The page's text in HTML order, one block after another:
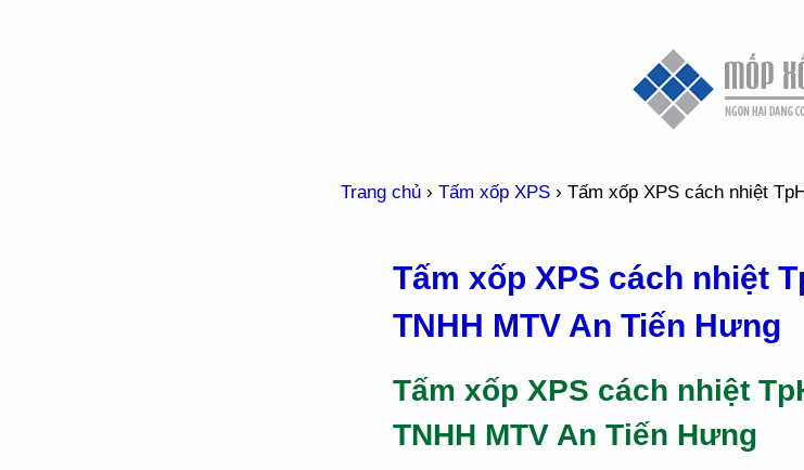
Trang chủ › Tấm xốp XPS › Tấm xốp XPS cách nhiệt
Tấm xốp XPS cách nhiệt
TNHH MTV An Tiến Hưng
Tấm xốp XPS cách nhiệt
TNHH MTV An Tiến Hưng